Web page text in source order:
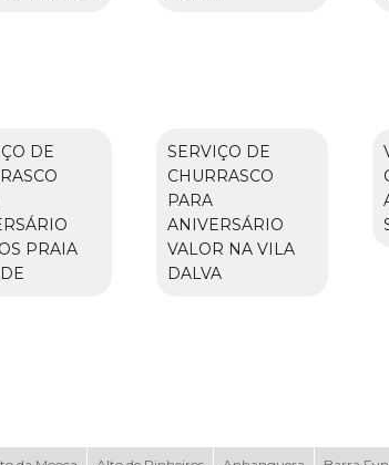
DE
PRAIA
SERVIÇO DE
CHURRASCO
PARA
ANIVERSÁRIO
VALOR NA VILA
DALVA